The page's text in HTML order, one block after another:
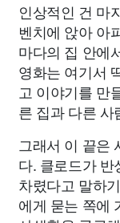
인상적인 건 마
벤치에 앉아 아
마다의 집 안에
영화는 여기서
고 이야기를 만
른 집과 다른
그래서 이 끝은
다. 클로드가
차렸다고 말하
에게 묻는 쪽에